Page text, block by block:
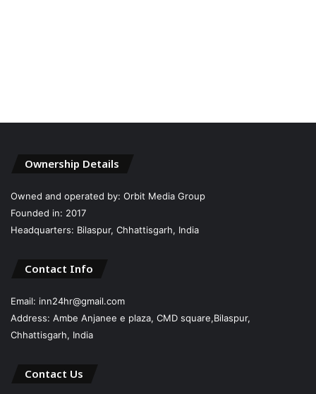
Ownership Details
Owned and operated by: Orbit Media Group
Founded in: 2017
Headquarters: Bilaspur, Chhattisgarh, India
Contact Info
Email: inn24hr@gmail.com
Address: Ambe Anjanee e plaza, CMD square,Bilaspur,
Chhattisgarh, India
Contact Us